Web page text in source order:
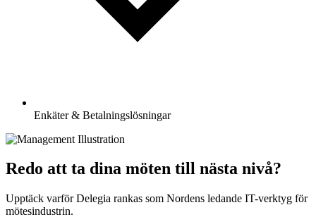
Enkäter & Betalningslösningar
Redo att ta dina möten till nästa nivå?
Upptäck varför Delegia rankas som Nordens ledande IT-verktyg för
mötesindustrin.